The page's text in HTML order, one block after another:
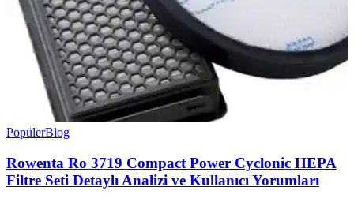
PopülerBlog
Rowenta Ro 3719 Compact Power Cyclonic HEPA
Filtre Seti Detaylı Analizi ve Kullanıcı Yorumları